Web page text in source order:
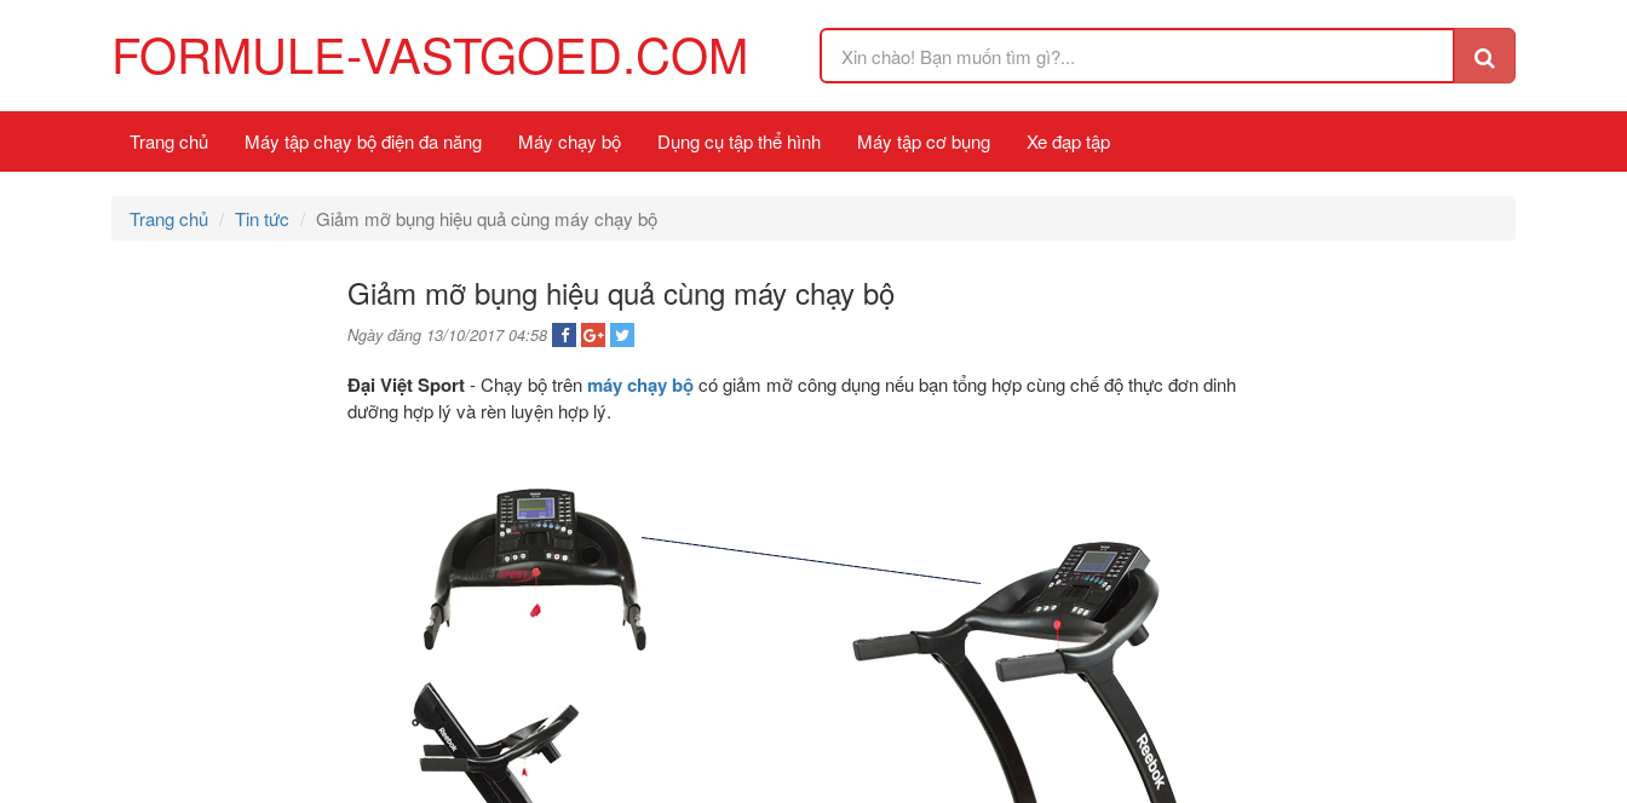
FORMULE-VASTGOED.COM
Trang chủ Máy tập chạy bộ điện đa năng Máy chạy bộ Dụng cụ tập thể hình Máy tập cơ bụng Xe đạp tập
Trang chủ Tin tức Giảm mỡ bụng hiệu quả cùng máy chạy bộ
Giảm mỡ bụng hiệu quả cùng máy chạy bộ
Ngày đăng 13/10/2017 04:58
Đại Việt Sport- Chạy bộ trên máy chạy bộcó giảm mỡ công dụng nếu bạn tổng hợp cùng chế độ thực đơn dinh
dưỡng hợp lý và rèn luyện hợp lý.